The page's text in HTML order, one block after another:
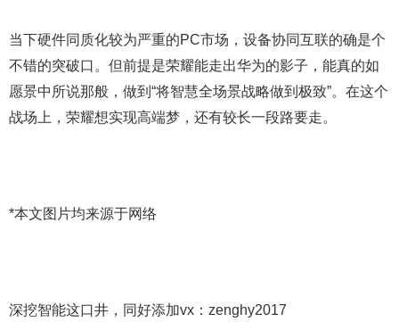
当下硬件同质化较为严重的PC市场，设备协同互联的确是个
不错的突破口。但前提是荣耀能走出华为的影子，能真的如
愿景中所说那般，做到“将智慧全场景战略做到极致”。在这个
战场上，荣耀想实现高端梦，还有较长一段路要走。
*本文图片均来源于网络
深挖智能这口井，同好添加vx：zenghy2017